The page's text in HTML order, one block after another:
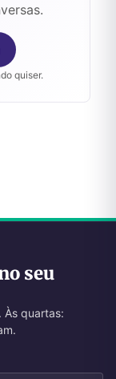
quiser.
seu
Às quartas: